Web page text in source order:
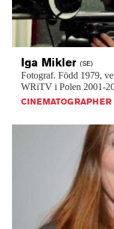
Iga Mikler (SE)
Fotograf. Född 1979,
WRiTV i Polen 2001-
CINEMATOGRAPHER